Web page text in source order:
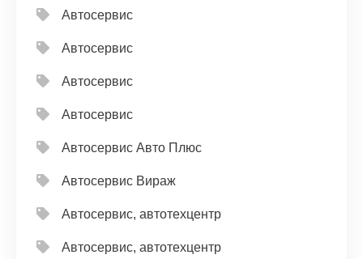
Автосервис
Автосервис
Автосервис
Автосервис
Автосервис Авто Плюс
Автосервис Вираж
Автосервис, автотехцентр
Автосервис, автотехцентр